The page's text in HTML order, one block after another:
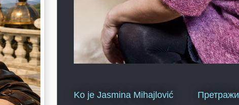
Ko je Jasmina Mihajlović